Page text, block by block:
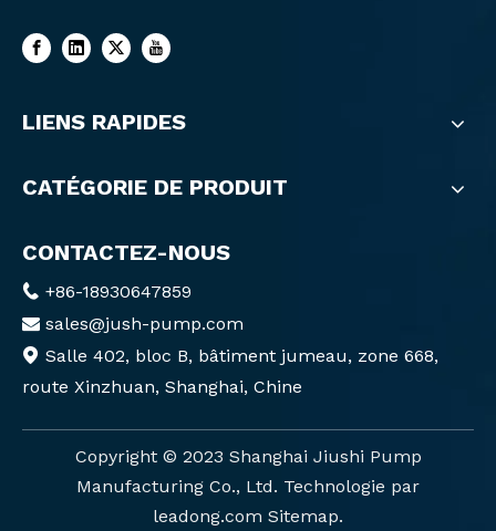
LIENS RAPIDES
CATÉGORIE DE PRODUIT
CONTACTEZ-NOUS
 +86-18930647859
 sales@jush-pump.com
 Salle 402, bloc B, bâtiment jumeau, zone 668,
route Xinzhuan, Shanghai, Chine
Copyright ©️ 2023 Shanghai Jiushi Pump
Manufacturing Co., Ltd. Technologie par
leadong.com Sitemap.